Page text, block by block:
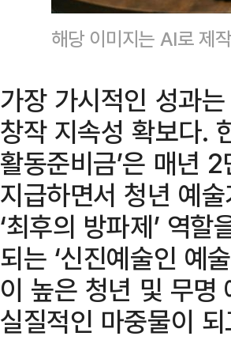
해당 이미지는 AI로 제
가장 가시적인 성과
창작 지속성 확보다.
활동준비금’은 매년
지급하면서 청년 예
‘최후의 방파제’ 역
되는 ‘신진예술인 예
이 높은 청년 및 무명
실질적인 마중물이